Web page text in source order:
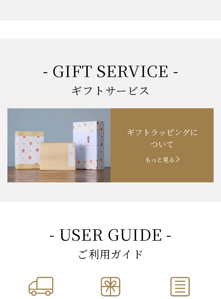
- GIFT SERVICE -
ギフトサービス
ギフトラッピングに
ついて
もっと見る
- USER GUIDE -
ご利用ガイド